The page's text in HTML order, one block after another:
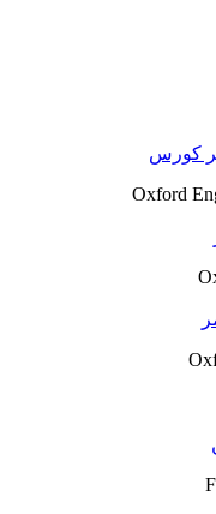
کورس
Oxford